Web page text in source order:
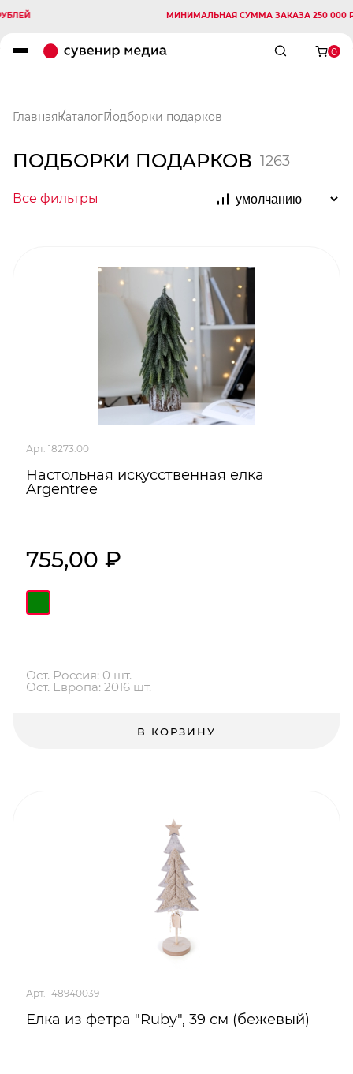
МИНИМАЛЬНАЯ СУММА ЗАКАЗА 250 000 РУБЛЕЙ
0
ГлавнаяКаталогПодборки подарков
ПОДБОРКИ ПОДАРКОВ 1263
Все фильтры
Арт. 18273.00
Настольная искусственная елка
Argentree
755,00 ₽
Ост. Россия: 0 шт.
Ост. Европа: 2016 шт.
В КОРЗИНУ
Арт. 148940039
Елка из фетра "Ruby", 39 см (бежевый)